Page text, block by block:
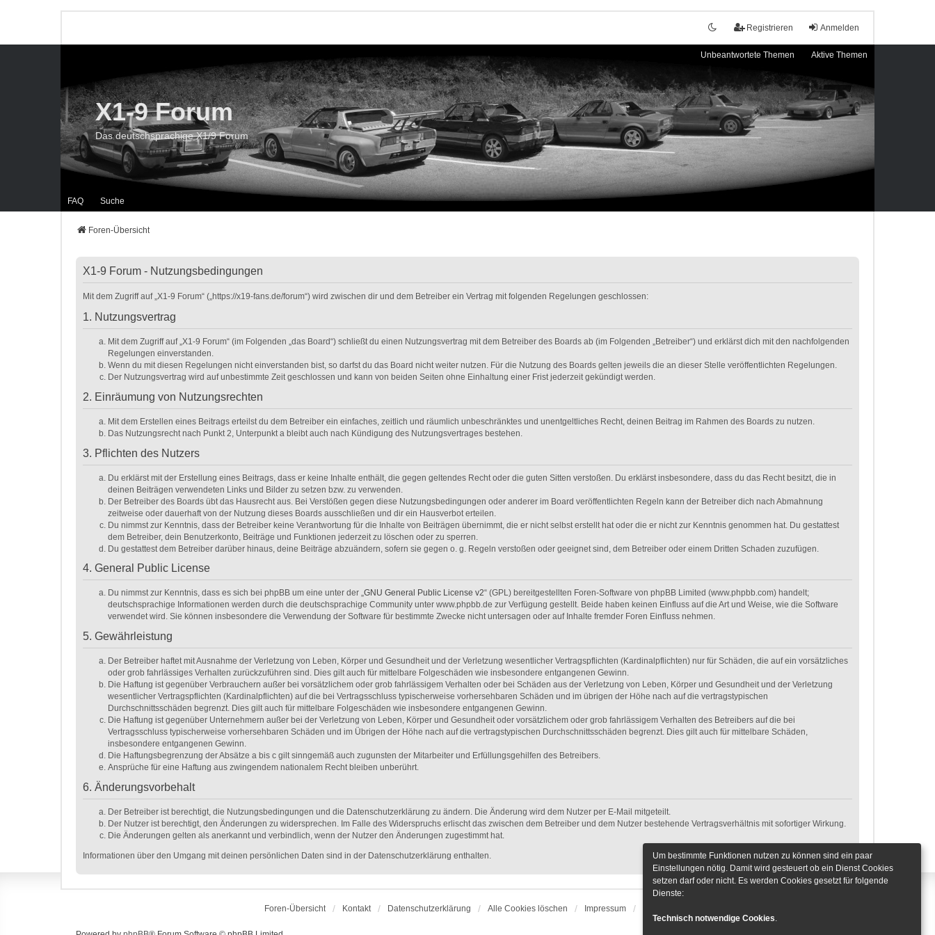
Anmelden
Registrieren
Unbeantwortete Themen Aktive Themen
FAQ Suche
X1-9 Forum
Das deutschsprachige X1/9 Forum
Foren-Übersicht
X1-9 Forum - Nutzungsbedingungen
Mit dem Zugriff auf „X1-9 Forum“ („https://x19-fans.de/forum“) wird zwischen dir und dem Betreiber ein Vertrag mit folgenden Regelungen geschlossen:
1. Nutzungsvertrag
Mit dem Zugriff auf „X1-9 Forum“ (im Folgenden „das Board“) schließt du einen Nutzungsvertrag mit dem Betreiber des Boards ab (im Folgenden „Betreiber“) und erklärst dich mit den nachfolgenden
Regelungen einverstanden.
Wenn du mit diesen Regelungen nicht einverstanden bist, so darfst du das Board nicht weiter nutzen. Für die Nutzung des Boards gelten jeweils die an dieser Stelle veröffentlichten Regelungen.
Der Nutzungsvertrag wird auf unbestimmte Zeit geschlossen und kann von beiden Seiten ohne Einhaltung einer Frist jederzeit gekündigt werden.
2. Einräumung von Nutzungsrechten
Mit dem Erstellen eines Beitrags erteilst du dem Betreiber ein einfaches, zeitlich und räumlich unbeschränktes und unentgeltliches Recht, deinen Beitrag im Rahmen des Boards zu nutzen.
Das Nutzungsrecht nach Punkt 2, Unterpunkt a bleibt auch nach Kündigung des Nutzungsvertrages bestehen.
3. Pflichten des Nutzers
Du erklärst mit der Erstellung eines Beitrags, dass er keine Inhalte enthält, die gegen geltendes Recht oder die guten Sitten verstoßen. Du erklärst insbesondere, dass du das Recht besitzt, die in
deinen Beiträgen verwendeten Links und Bilder zu setzen bzw. zu verwenden.
Der Betreiber des Boards übt das Hausrecht aus. Bei Verstößen gegen diese Nutzungsbedingungen oder anderer im Board veröffentlichten Regeln kann der Betreiber dich nach Abmahnung
zeitweise oder dauerhaft von der Nutzung dieses Boards ausschließen und dir ein Hausverbot erteilen.
Du nimmst zur Kenntnis, dass der Betreiber keine Verantwortung für die Inhalte von Beiträgen übernimmt, die er nicht selbst erstellt hat oder die er nicht zur Kenntnis genommen hat. Du gestattest
dem Betreiber, dein Benutzerkonto, Beiträge und Funktionen jederzeit zu löschen oder zu sperren.
Du gestattest dem Betreiber darüber hinaus, deine Beiträge abzuändern, sofern sie gegen o. g. Regeln verstoßen oder geeignet sind, dem Betreiber oder einem Dritten Schaden zuzufügen.
4. General Public License
Du nimmst zur Kenntnis, dass es sich bei phpBB um eine unter der „GNU General Public License v2“ (GPL) bereitgestellten Foren-Software von phpBB Limited (www.phpbb.com) handelt;
deutschsprachige Informationen werden durch die deutschsprachige Community unter www.phpbb.de zur Verfügung gestellt. Beide haben keinen Einfluss auf die Art und Weise, wie die Software
verwendet wird. Sie können insbesondere die Verwendung der Software für bestimmte Zwecke nicht untersagen oder auf Inhalte fremder Foren Einfluss nehmen.
5. Gewährleistung
Der Betreiber haftet mit Ausnahme der Verletzung von Leben, Körper und Gesundheit und der Verletzung wesentlicher Vertragspflichten (Kardinalpflichten) nur für Schäden, die auf ein vorsätzliches
oder grob fahrlässiges Verhalten zurückzuführen sind. Dies gilt auch für mittelbare Folgeschäden wie insbesondere entgangenen Gewinn.
Die Haftung ist gegenüber Verbrauchern außer bei vorsätzlichem oder grob fahrlässigem Verhalten oder bei Schäden aus der Verletzung von Leben, Körper und Gesundheit und der Verletzung
wesentlicher Vertragspflichten (Kardinalpflichten) auf die bei Vertragsschluss typischerweise vorhersehbaren Schäden und im übrigen der Höhe nach auf die vertragstypischen
Durchschnittsschäden begrenzt. Dies gilt auch für mittelbare Folgeschäden wie insbesondere entgangenen Gewinn.
Die Haftung ist gegenüber Unternehmern außer bei der Verletzung von Leben, Körper und Gesundheit oder vorsätzlichem oder grob fahrlässigem Verhalten des Betreibers auf die bei
Vertragsschluss typischerweise vorhersehbaren Schäden und im Übrigen der Höhe nach auf die vertragstypischen Durchschnittsschäden begrenzt. Dies gilt auch für mittelbare Schäden,
insbesondere entgangenen Gewinn.
Die Haftungsbegrenzung der Absätze a bis c gilt sinngemäß auch zugunsten der Mitarbeiter und Erfüllungsgehilfen des Betreibers.
Ansprüche für eine Haftung aus zwingendem nationalem Recht bleiben unberührt.
6. Änderungsvorbehalt
Der Betreiber ist berechtigt, die Nutzungsbedingungen und die Datenschutzerklärung zu ändern. Die Änderung wird dem Nutzer per E-Mail mitgeteilt.
Der Nutzer ist berechtigt, den Änderungen zu widersprechen. Im Falle des Widerspruchs erlischt das zwischen dem Betreiber und dem Nutzer bestehende Vertragsverhältnis mit sofortiger Wirkung.
Die Änderungen gelten als anerkannt und verbindlich, wenn der Nutzer den Änderungen zugestimmt hat.
Informationen über den Umgang mit deinen persönlichen Daten sind in der Datenschutzerklärung enthalten.
Foren-Übersicht Kontakt Datenschutzerklärung Alle Cookies löschen Impressum
Um bestimmte Funktionen nutzen zu können sind ein paar
Einstellungen nötig. Damit wird gesteuert ob ein Dienst Cookies
setzen darf oder nicht. Es werden Cookies gesetzt für folgende
Dienste:
Technisch notwendige Cookies.